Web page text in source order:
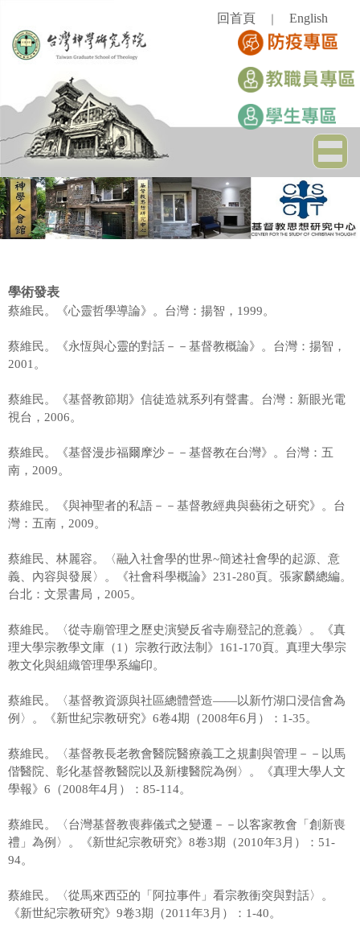
主
區
回首頁 English
學術發表
蔡維民。《心靈哲學導論》。台灣：揚智，1999。
蔡維民。《永恆與心靈的對話－－基督教概論》。台灣：揚智，
2001。
蔡維民。《基督教節期》信徒造就系列有聲書。台灣：新眼光電
視台，2006。
蔡維民。《基督漫步福爾摩沙－－基督教在台灣》。台灣：五
南，2009。
蔡維民。《與神聖者的私語－－基督教經典與藝術之研究》。台
灣：五南，2009。
蔡維民、林麗容。〈融入社會學的世界~簡述社會學的起源、意
義、內容與發展〉。《社會科學概論》231-280頁。張家麟總編。
台北：文景書局，2005。
蔡維民。〈從寺廟管理之歷史演變反省寺廟登記的意義〉。《真
理大學宗教學文庫（1）宗教行政法制》161-170頁。真理大學宗
教文化與組織管理學系編印。
蔡維民。〈基督教資源與社區總體營造——以新竹湖口浸信會為
例〉。《新世紀宗教研究》6卷4期（2008年6月）：1-35。
蔡維民。〈基督教長老教會醫院醫療義工之規劃與管理－－以馬
偕醫院、彰化基督教醫院以及新樓醫院為例〉。《真理大學人文
學報》6（2008年4月）：85-114。
蔡維民。〈台灣基督教喪葬儀式之變遷－－以客家教會「創新喪
禮」為例〉。《新世紀宗教研究》8卷3期（2010年3月）：51-
94。
蔡維民。〈從馬來西亞的「阿拉事件」看宗教衝突與對話〉。
《新世紀宗教研究》9卷3期（2011年3月）：1-40。